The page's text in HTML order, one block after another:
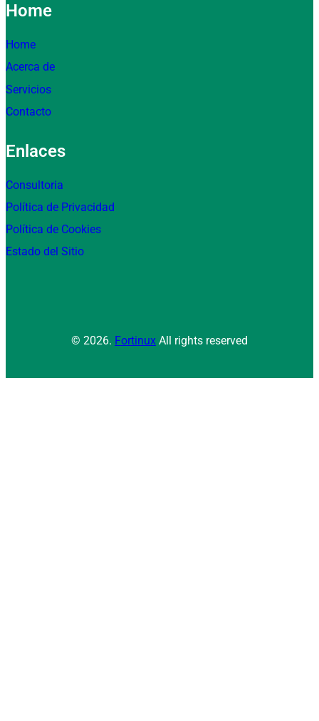
Home
Home
Acerca de
Servicios
Contacto
Enlaces
Consultoria
Política de Privacidad
Política de Cookies
Estado del Sitio
© 2026. Fortinux All rights reserved